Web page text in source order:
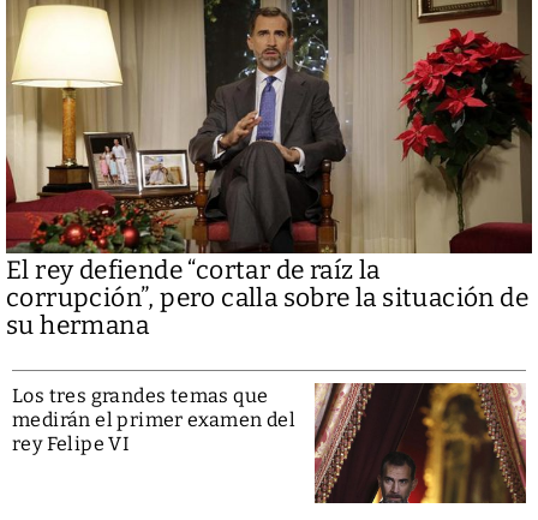
El rey defiende “cortar de raíz la
corrupción”, pero calla sobre la situación de
su hermana
Los tres grandes temas que
medirán el primer examen del
rey Felipe VI